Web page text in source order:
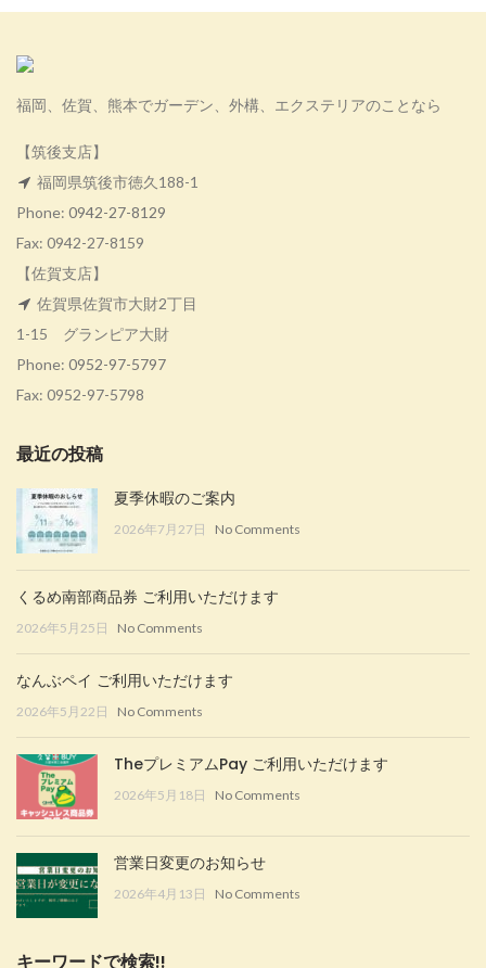
福岡、佐賀、熊本でガーデン、外構、エクステリアのことなら
【筑後支店】
福岡県筑後市徳久188-1
Phone: 0942-27-8129
Fax: 0942-27-8159
【佐賀支店】
佐賀県佐賀市大財2丁目
1-15 グランピア大財
Phone: 0952-97-5797
Fax: 0952-97-5798
最近の投稿
夏季休暇のご案内
2026年7月27日 No Comments
くるめ南部商品券 ご利用いただけます
2026年5月25日 No Comments
なんぶペイ ご利用いただけます
2026年5月22日 No Comments
TheプレミアムPay ご利用いただけます
2026年5月18日 No Comments
営業日変更のお知らせ
2026年4月13日 No Comments
キーワードで検索!!